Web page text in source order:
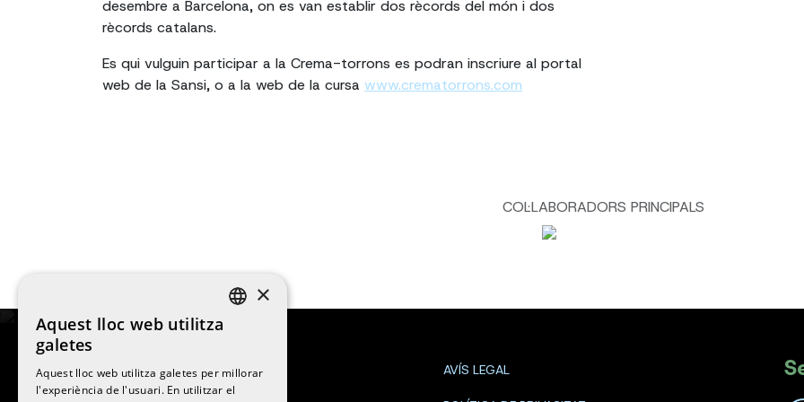
desembre a Barcelona, on es van establir dos rècords del món i dos
rècords catalans.
Es qui vulguin participar a la Crema-torrons es podran inscriure al portal
web de la Sansi, o a la web de la cursa www.crematorrons.com
COL·LABORADORS PRINCIPALS
AVÍS LEGAL
CATALAN
×
Aquest lloc web utilitza
galetes
Aquest lloc web utilitza galetes per millorar
l'experiència de l'usuari. En utilitzar el